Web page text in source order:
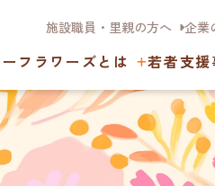
施設職員・里親の方へ 企業
フラワーズとは 若者支援